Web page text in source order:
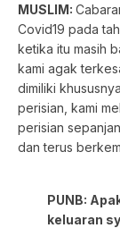
MUSLIM:
Covid19 pada
ketika itu masih
kami agak
dimiliki
perisian, kami
perisian
dan terus
PUNB:
keluaran